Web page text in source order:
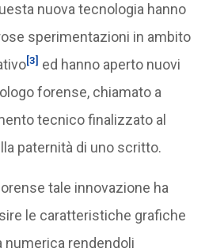
nuova tecnologia hanno
sperimentazioni in ambito
[3] ed hanno aperto nuovi
forense, chiamato a
tecnico finalizzato al
paternità di uno scritto.
tale innovazione ha
le caratteristiche grafiche
numerica rendendoli